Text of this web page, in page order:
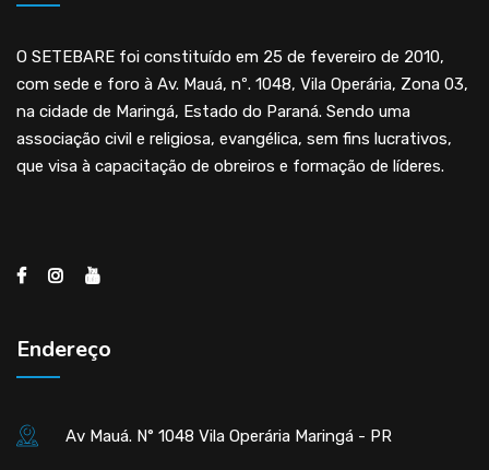
O SETEBARE foi constituído em 25 de fevereiro de 2010,
com sede e foro à Av. Mauá, nº. 1048, Vila Operária, Zona 03,
na cidade de Maringá, Estado do Paraná. Sendo uma
associação civil e religiosa, evangélica, sem fins lucrativos,
que visa à capacitação de obreiros e formação de líderes.
Endereço
Av Mauá. N° 1048 Vila Operária Maringá - PR